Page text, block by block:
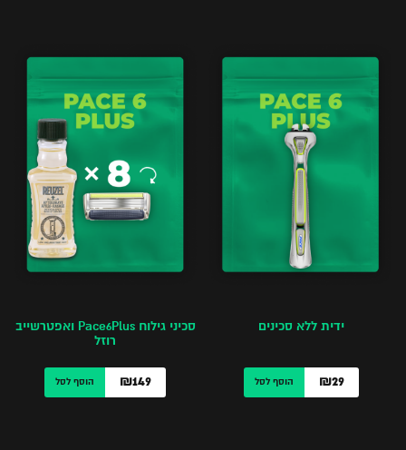
ידית ללא סכינים
₪29 הוסף לסל
סכיני גילוח Pace6Plus ואפטרשייב
רוזל
₪149 הוסף לסל